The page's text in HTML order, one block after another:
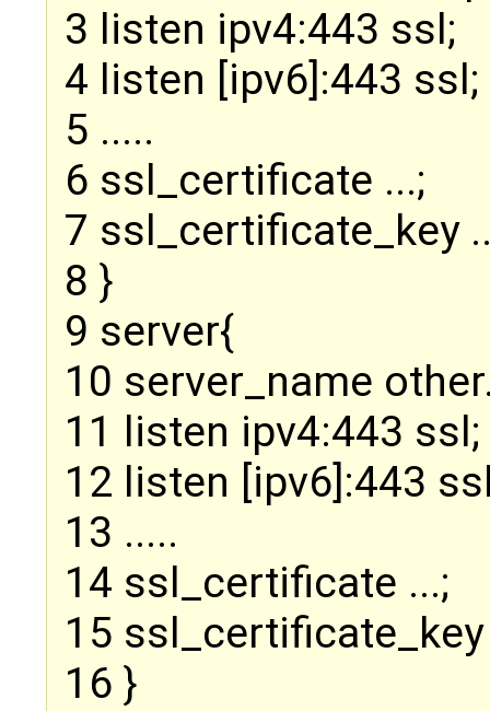
3 listen ipv4:443 ssl;
4 listen [ipv6]:443 ssl;
5 .....
6 ssl_certificate ...;
7 ssl_certificate_key
8 }
9 server{
10 server_name
11 listen ipv4:443 ssl;
12 listen [ipv6]:443
13 .....
14 ssl_certificate ...;
15 ssl_certificate_key
16 }